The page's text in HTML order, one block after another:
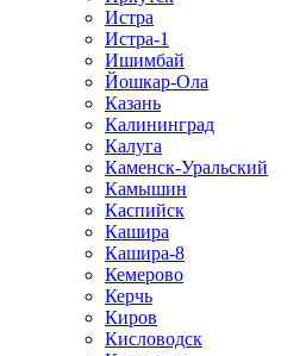
Истра
Истра-1
Ишимбай
Йошкар-Ола
Казань
Калининград
Калуга
Каменск-Уральский
Камышин
Каспийск
Кашира
Кашира-8
Кемерово
Керчь
Киров
Кисловодск